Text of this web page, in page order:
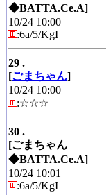
◆BATTA.Ce.A]
10/24 10:00
:6a/5/KgI
29 .
[ごまちゃん]
10/24 10:00
:☆☆☆
30 .
[ごまちゃん
◆BATTA.Ce.A]
10/24 10:01
:6a/5/KgI